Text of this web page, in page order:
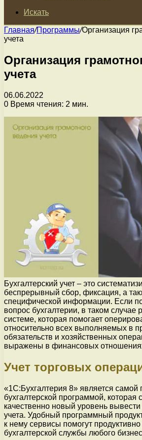
Искать
Главная/Программы/Организация
учета
Организация
учета
06.06.2022
0 Время чтения: 2 мин.
Бухгалтерский учет – это
беспрерывный сбор, фиксация, а
специфической информации. Если
вопрос бухгалтерии, в таком случае
системе, которая помогает
относительно всех выполняемых в
обязательств и хозяйственных
выражены в финансовых
Учет торговых
«1C:Бухгалтерия 8» является самой
бухгалтерской программой, которая
качественно новый уровень
учета. Удобный программный
к нему сервисы помогут
бухгалтерской службы любого